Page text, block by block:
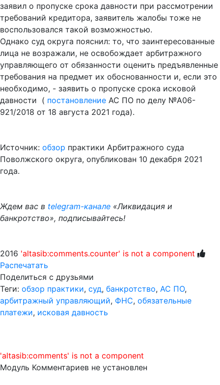
заявил о пропуске срока давности при рассмотрении
требований кредитора, заявитель жалобы тоже не
воспользовался такой возможностью.
Однако суд округа пояснил: то, что заинтересованные
лица не возражали, не освобождает арбитражного
управляющего от обязанности оценить предъявленные
требования на предмет их обоснованности и, если это
необходимо, - заявить о пропуске срока исковой
давности ( постановление АС ПО по делу №А06-
921/2018 от 18 августа 2021 года).
Источник: обзор практики Арбитражного суда
Поволжского округа, опубликован 10 декабря 2021
года.
Ждем вас в telegram-канале «Ликвидация и
банкротство», подписывайтесь!
2016 'altasib:comments.counter' is not a component
Распечатать
Поделиться с друзьями
Теги: обзор практики, суд, банкротство, АС ПО,
арбитражный управляющий, ФНС, обязательные
платежи, исковая давность
'altasib:comments' is not a component
Модуль Комментариев не установлен